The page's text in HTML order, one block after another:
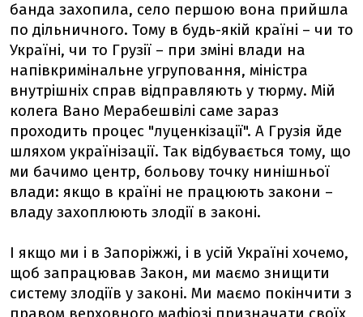
банда захопила, село першою вона прийшла
по дільничного. Тому в будь-якій країні – чи то
Україні, чи то Грузії – при зміні влади на
напівкримінальне угруповання, міністра
внутрішніх справ відправляють у тюрму. Мій
колега Вано Мерабешвілі саме зараз
проходить процес "луценкізації". А Грузія йде
шляхом українізації. Так відбувається тому, що
ми бачимо центр, больову точку нинішньої
влади: якщо в країні не працюють закони –
владу захоплюють злодії в законі.
І якщо ми і в Запоріжжі, і в усій Україні хочемо,
щоб запрацював Закон, ми маємо знищити
систему злодіїв у законі. Ми маємо покінчити з